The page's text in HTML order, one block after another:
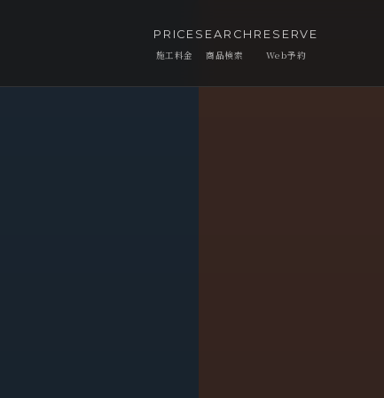
PRICE
施工料金
SEARCH
商品検索
RESERVE
Web予約